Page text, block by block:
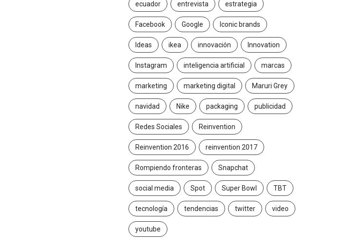
ecuador entrevista estrategia
Facebook Google Iconic brands
Ideas ikea innovación Innovation
Instagram inteligencia artificial marcas
marketing marketing digital Maruri Grey
navidad Nike packaging publicidad
Redes Sociales Reinvention
Reinvention 2016 reinvention 2017
Rompiendo fronteras Snapchat
social media Spot Super Bowl TBT
tecnología tendencias twitter video
youtube